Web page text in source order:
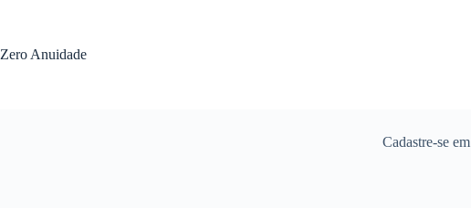
conteúdo
Zero Anuidade
Cadastre-se em